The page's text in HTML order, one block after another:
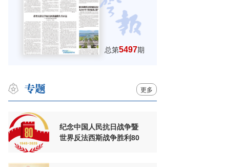
总第5497期
更多
纪念中国人民抗日战争暨
世界反法西斯战争胜利80